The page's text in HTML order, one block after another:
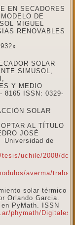
EN SECADORES
DE
MIGUEL
RENOVABLES
SOLAR
SIMUSOL,
Y MEDIO
8165 ISSN: 0329-
SOLAR
AL TÍTULO
JOSÉ
Universidad de
uchile/2008/
averma/
solar térmico
Orlando Garcia.
PyMath. ISSN
phymath/Digitales/